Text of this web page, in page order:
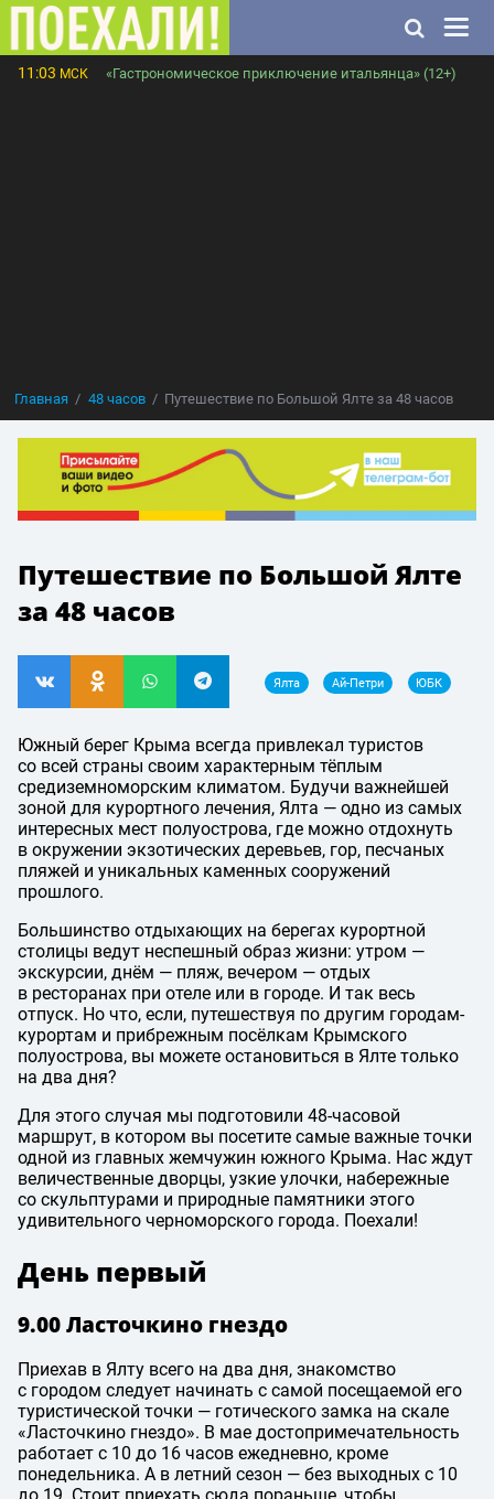
11:03 МСК «Гастрономическое приключение итальянца» (12+)
Главная 48 часов Путешествие по Большой Ялте за 48 часов
Путешествие по Большой Ялте
за 48 часов
Ялта Ай-Петри ЮБК
Южный берег Крыма всегда привлекал туристов
со всей страны своим характерным тёплым
средиземноморским климатом. Будучи важнейшей
зоной для курортного лечения, Ялта — одно из самых
интересных мест полуострова, где можно отдохнуть
в окружении экзотических деревьев, гор, песчаных
пляжей и уникальных каменных сооружений
прошлого.
Большинство отдыхающих на берегах курортной
столицы ведут неспешный образ жизни: утром —
экскурсии, днём — пляж, вечером — отдых
в ресторанах при отеле или в городе. И так весь
отпуск. Но что, если, путешествуя по другим городам-
курортам и прибрежным посёлкам Крымского
полуострова, вы можете остановиться в Ялте только
на два дня?
Для этого случая мы подготовили 48-часовой
маршрут, в котором вы посетите самые важные точки
одной из главных жемчужин южного Крыма. Нас ждут
величественные дворцы, узкие улочки, набережные
со скульптурами и природные памятники этого
удивительного черноморского города. Поехали!
День первый
9.00 Ласточкино гнездо
Приехав в Ялту всего на два дня, знакомство
с городом следует начинать с самой посещаемой его
туристической точки — готического замка на скале
«Ласточкино гнездо». В мае достопримечательность
работает с 10 до 16 часов ежедневно, кроме
понедельника. А в летний сезон — без выходных с 10